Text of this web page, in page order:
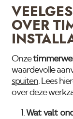
andere
alle wanden
gespoten in
OVER
Onze
waardevolle
spuiten . Lees
over deze
Wat valt